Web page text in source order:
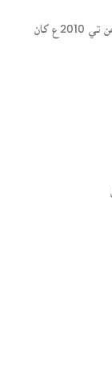
سنڌسلامت ڪتاب گهر ھڪ آن لائين لائبريري آھي، جنھن تي 2010ع کان